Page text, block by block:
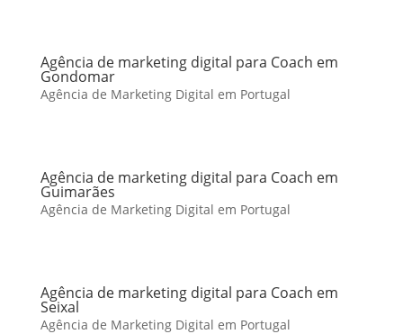
Agência de marketing digital para Coach em
Gondomar
Agência de Marketing Digital em Portugal
Agência de marketing digital para Coach em
Guimarães
Agência de Marketing Digital em Portugal
Agência de marketing digital para Coach em
Seixal
Agência de Marketing Digital em Portugal